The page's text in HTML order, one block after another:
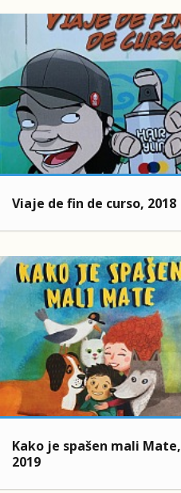
Viaje de fin de curso, 2018
Kako je spašen mali Mate,
2019